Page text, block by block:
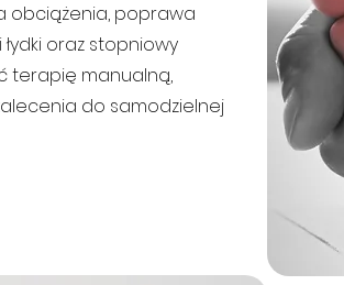
obciążenia, poprawa
oraz stopniowy
terapię manualną,
do samodzielnej